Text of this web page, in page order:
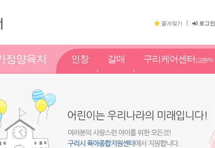
즐겨찾기 로그인
정양육지
인창 갈매 구리케어센터 (교문/수